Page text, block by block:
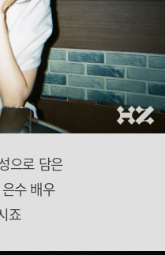
으로 담은
수 배우
죠